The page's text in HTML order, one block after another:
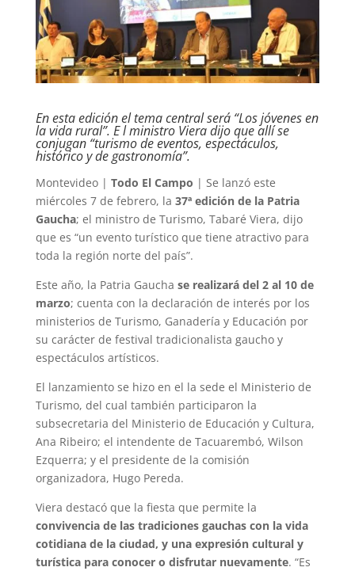
En esta edición el tema central será “Los jóvenes en
la vida rural”. E l ministro Viera dijo que allí se
conjugan “turismo de eventos, espectáculos,
histórico y de gastronomía”.
Montevideo | Todo El Campo | Se lanzó este
miércoles 7 de febrero, la 37ª edición de la Patria
Gaucha; el ministro de Turismo, Tabaré Viera, dijo
que es “un evento turístico que tiene atractivo para
toda la región norte del país”.
Este año, la Patria Gaucha se realizará del 2 al 10 de
marzo; cuenta con la declaración de interés por los
ministerios de Turismo, Ganadería y Educación por
su carácter de festival tradicionalista gaucho y
espectáculos artísticos.
El lanzamiento se hizo en el la sede el Ministerio de
Turismo, del cual también participaron la
subsecretaria del Ministerio de Educación y Cultura,
Ana Ribeiro; el intendente de Tacuarembó, Wilson
Ezquerra; y el presidente de la comisión
organizadora, Hugo Pereda.
Viera destacó que la fiesta que permite la
convivencia de las tradiciones gauchas con la vida
cotidiana de la ciudad, y una expresión cultural y
turística para conocer o disfrutar nuevamente. “Es